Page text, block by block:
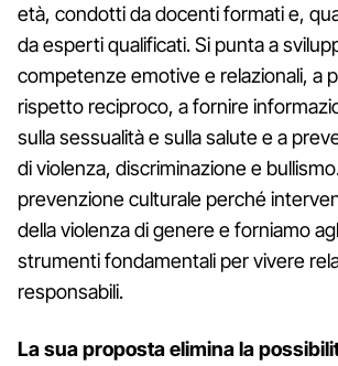
età, condotti da docenti formati e,
da esperti qualificati. Si punta a
competenze emotive e relazionali, a
rispetto reciproco, a fornire
sulla sessualità e sulla salute e a
di violenza, discriminazione e
prevenzione culturale perché
della violenza di genere e forniamo
strumenti fondamentali per vivere
responsabili.
La sua proposta elimina la